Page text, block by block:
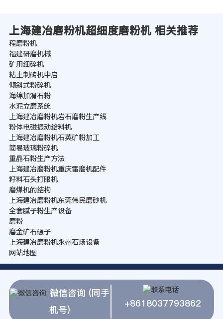
上海建冶磨粉机超细度磨粉机 相关推荐
程磨粉机
福建研磨机械
矿用细碎机
粘土制砖机中启
倾斜式粉碎机
海绵加滑石粉
水泥立磨系统
上海建冶磨粉机岩石磨粉生产线
粉体电磁振动给料机
上海建冶磨粉机石英矿粉加工
简易玻璃粉碎机
重晶石粉生产方法
上海建冶磨粉机重庆雷磨机配件
籽料石头打眼机
磨煤机的结构
上海建冶磨粉机东莞伟民磨砂机
全套腻子粉生产设备
磨粉
磨金矿石碾子
上海建冶磨粉机永州石场设备
网站地图
微信咨询 (同手
机号)
+8618037793862